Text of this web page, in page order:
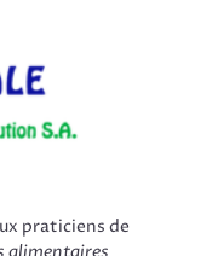
praticiens de